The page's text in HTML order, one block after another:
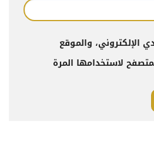
الإلكتروني، والموقع
لاستخدامها المرة